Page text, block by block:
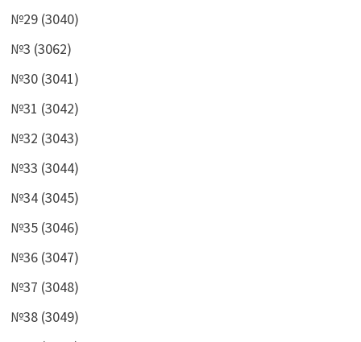
№29 (3040)
№3 (3062)
№30 (3041)
№31 (3042)
№32 (3043)
№33 (3044)
№34 (3045)
№35 (3046)
№36 (3047)
№37 (3048)
№38 (3049)